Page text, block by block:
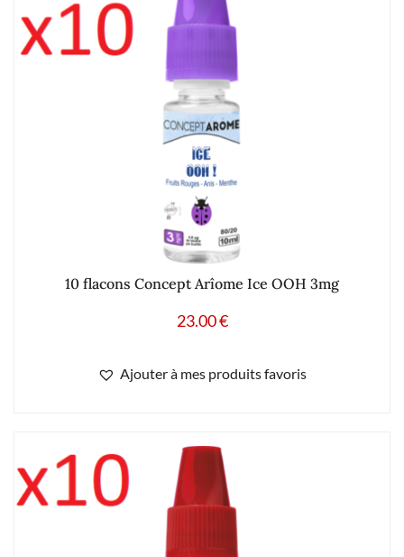
10 flacons Concept Arîome Ice OOH 3mg
23.00€
Ajouter à mes produits favoris